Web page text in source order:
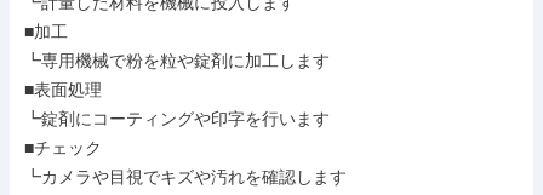
■加工
┗専用機械で粉を粒や錠剤に加工します
■表面処理
┗錠剤にコーティングや印字を行います
■チェック
┗カメラや目視でキズや汚れを確認します